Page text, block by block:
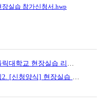
실습 참가신청서.hwp
학교 현장실습 리플릿.pdf
청양식] 현장실습 참가신청서.hwp